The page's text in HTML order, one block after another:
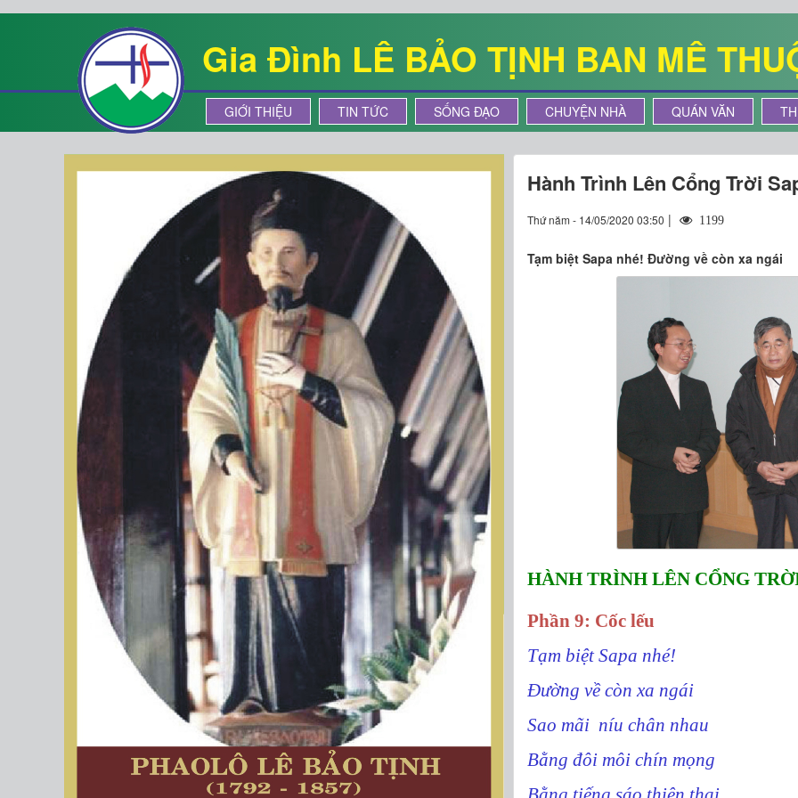
Gia Đình LÊ BẢO TỊNH BAN MÊ
GIỚI THIỆU TIN TỨC SỐNG ĐẠO CHUYỆN NHÀ QUÁN VĂN
Hành Trình Lên Cổng Trời
Thứ năm - 14/05/2020 03:50 | 1199
Tạm biệt Sapa nhé! Đường về còn xa ngái
HÀNH TRÌNH LÊN CỔNG
Phần 9: Cốc lếu
Tạm biệt Sapa nhé!
Đường về còn xa ngái
Sao mãi níu chân nhau
Bằng đôi môi chín mọng